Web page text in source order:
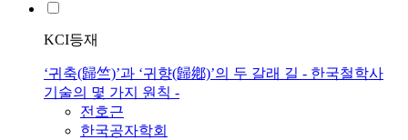
KCI등재
‘귀축(歸竺)’과 ‘귀향(歸鄕)’의 두 갈래 길 - 한국철학사
기술의 몇 가지 원칙 -
전호근
한국공자학회